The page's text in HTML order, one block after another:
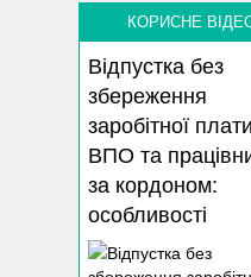
КОРИСНЕ
Відпустка без
збереження
заробітної
ВПО та
за кордоном:
особливості